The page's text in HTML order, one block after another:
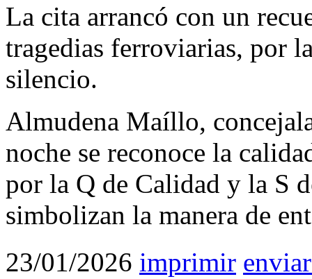
La cita arrancó con un
tragedias ferroviarias, por
silencio.
Almudena Maíllo,
noche se reconoce la
por la Q de Calidad y la S
simbolizan la manera de
23/01/2026 imprimir